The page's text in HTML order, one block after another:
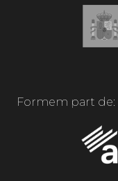
Formem part de: